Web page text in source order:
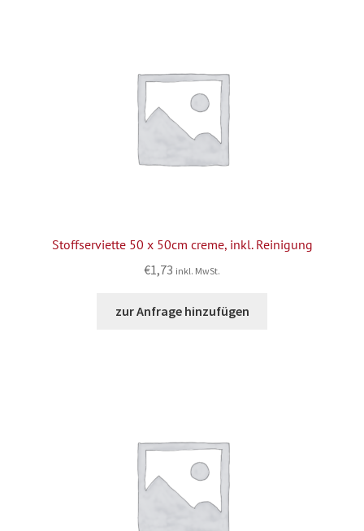
Stoffserviette 50 x 50cm creme, inkl. Reinigung
€1,73 inkl. MwSt.
zur Anfrage hinzufügen